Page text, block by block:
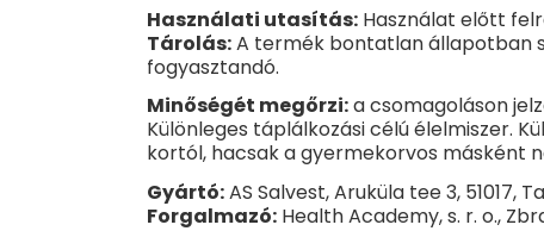
Használati utasítás: Használat előtt
Tárolás:A termék bontatlan állapotban
fogyasztandó.
Minőségét megőrzi:a csomagoláson
Különleges táplálkozási célú élelmiszer.
kortól, hacsak a gyermekorvos másként
Gyártó:AS Salvest, Aruküla tee 3, 51017,
Forgalmazó: Health Academy, s. r. o.,